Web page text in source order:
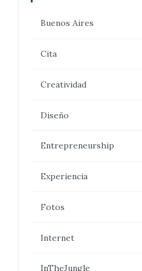
Buenos Aires
Cita
Creatividad
Diseño
Entrepreneurship
Experiencia
Fotos
Internet
InTheJungle